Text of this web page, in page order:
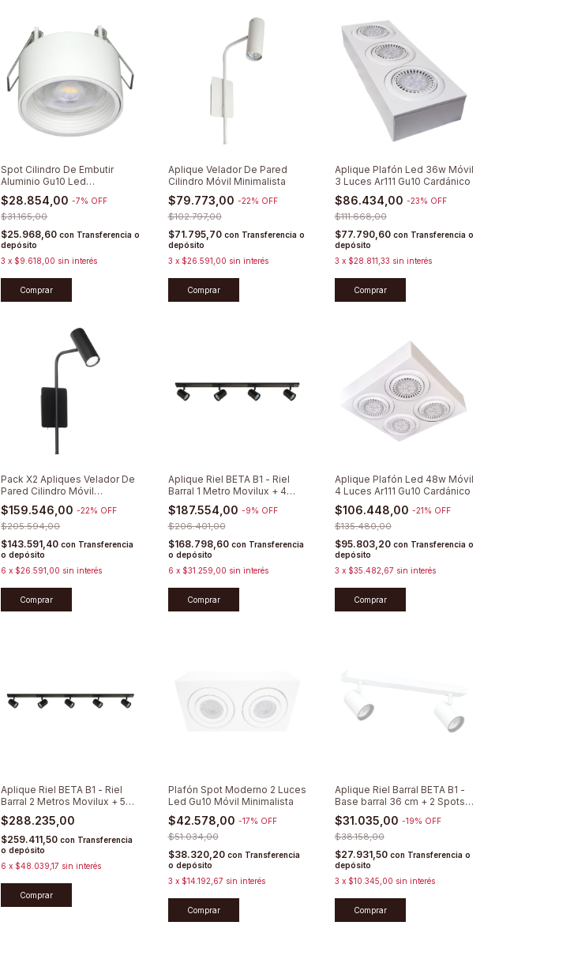
Spot Cilindro De Embutir
Aluminio Gu10 Led
Minimalista
$28.854,00-7% OFF
$31.165,00
$25.968,60con Transferencia o
depósito
3 x $9.618,00 sin interés
Comprar
Aplique Velador De Pared
Cilindro Móvil Minimalista
$79.773,00 -22% OFF
$102.797,00
$71.795,70 con Transferencia o
depósito
3 x $26.591,00 sin interés
Comprar
Aplique Plafón Led 36w Móvil
3 Luces Ar111 Gu10 Cardánico
$86.434,00 -23% OFF
$111.668,00
$77.790,60 con Transferencia o
depósito
3 x $28.811,33 sin interés
Comprar
Pack X2 Apliques Velador De
Pared Cilindro Móvil
Minimalista
$159.546,00-22% OFF
$205.594,00
$143.591,40con Transferencia
o depósito
6 x $26.591,00 sin interés
Comprar
Aplique Riel BETA B1 - Riel
Barral 1 Metro Movilux + 4
Spots Direccionables
$187.554,00 -9% OFF
$206.401,00
$168.798,60 con Transferencia
o depósito
6 x $31.259,00 sin interés
Comprar
Aplique Plafón Led 48w Móvil
4 Luces Ar111 Gu10 Cardánico
$106.448,00 -21 % OFF
$135.480,00
$95.803,20 con Transferencia o
depósito
3 x $35.482,67 sin interés
Comprar
Aplique Riel BETA B1 - Riel
Barral 2 Metros Movilux + 5
Spots Direccionables
$288.235,00
$259.411,50con Transferencia
o depósito
6 x $48.039,17 sin interés
Comprar
Plafón Spot Moderno 2 Luces
Led Gu10 Móvil Minimalista
$42.578,00 -17% OFF
$51.034,00
$38.320,20 con Transferencia
o depósito
3 x $14.192,67 sin interés
Comprar
Aplique Riel Barral BETA B1 -
Base barral 36 cm + 2 Spots
Direccionables
$31.035,00 -19% OFF
$38.158,00
$27.931,50 con Transferencia o
depósito
3 x $10.345,00 sin interés
Comprar